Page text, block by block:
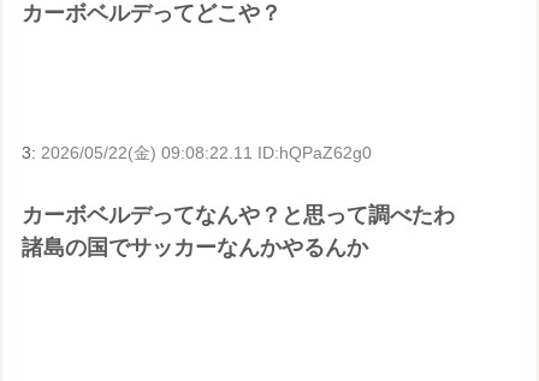
カーボベルデってどこや？
3:2026/05/22(金) 09:08:22.11 ID:hQPaZ62g0
カーボベルデってなんや？と思って調べたわ
諸島の国でサッカーなんかやるんか